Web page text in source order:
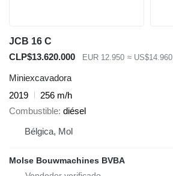
JCB 16 C
CLP$13.620.000
EUR 12.950 ≈ US$14.960
Miniexcavadora
2019
256 m/h
Combustible diésel
Bélgica, Mol
Molse Bouwmachines BVBA